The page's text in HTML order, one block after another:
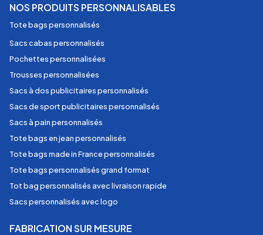
NOS PRODUITS PERSONNALISABLES
Tote bags personnalisés
Sacs cabas personnalisés
Pochettes personnalisées
Trousses personnalisées
Sacs à dos publicitaires personnalisés
Sacs de sport publicitaires personnalisés
Sacs à pain personnalisés
Tote bags en jean personnalisés
Tote bags made in France personnalisés
Tote bags personnalisés grand format
Tot bag personnalisés avec livraison rapide
Sacs personnalisés avec logo
FABRICATION SUR MESURE